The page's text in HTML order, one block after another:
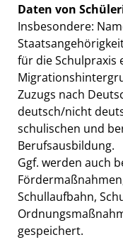
Daten von
Insbesondere:
für die Schulpraxis
Zuzugs nach
deutsch/nicht
schulischen und
Berufsausbildung.
Ggf. werden auch
Schullaufbahn,
gespeichert.